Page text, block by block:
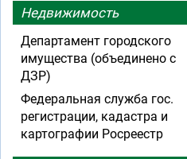
Недвижимость
Департамент городского
имущества (объединено с
ДЗР)
Федеральная служба гос.
регистрации, кадастра и
картографии Росреестр